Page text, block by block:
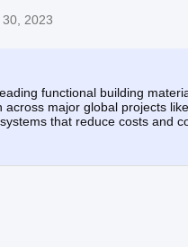
30, 2023
functional building
major global projects
that reduce costs and